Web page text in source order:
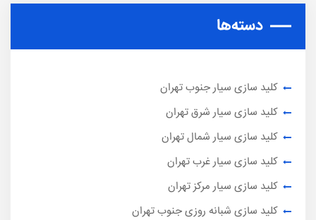
دسته‌ها
کلید سازی سیار جنوب تهران
کلید سازی سیار شرق تهران
کلید سازی سیار شمال تهران
کلید سازی سیار غرب تهران
کلید سازی سیار مرکز تهران
کلید سازی شبانه روزی جنوب تهران